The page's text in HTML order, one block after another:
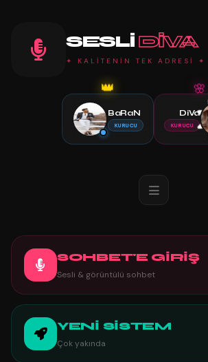
SESLI DIVA
✦ KALİTENİN TEK ADRESİ ✦
👑
BaRaN
KURUCU
🌸
DiVa
KURUCU
SOHBET'E GİRİŞ
Sesli & görüntülü sohbet
YENİ SİSTEM
Çok yakında